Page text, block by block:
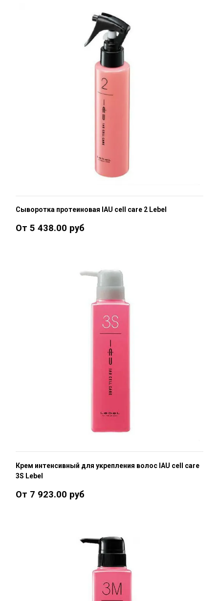
Сыворотка протеиновая IAU cell care 2 Lebel
От 5 438.00 руб
Крем интенсивный для укрепления волос IAU cell care
3S Lebel
От 7 923.00 руб